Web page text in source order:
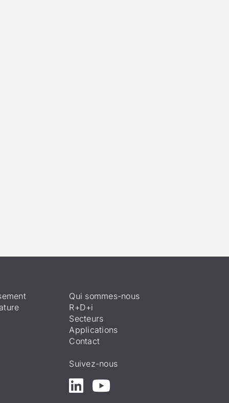
Qui sommes-nous
R+D+i
Secteurs
Applications
Contact
Suivez-nous